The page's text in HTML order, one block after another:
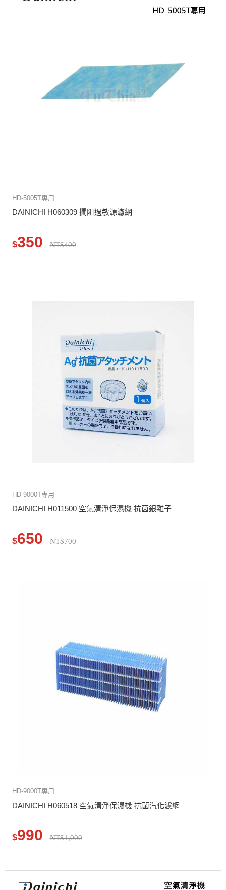
HD-5005T專用
DAINICHI H060309 攔阻過敏源濾網
$350 NT$400
HD-9000T專用
DAINICHI H011500 空氣清淨保濕機 抗菌銀離子
$650 NT$700
HD-9000T專用
DAINICHI H060518 空氣清淨保濕機 抗菌汽化濾網
$990 NT$1,000